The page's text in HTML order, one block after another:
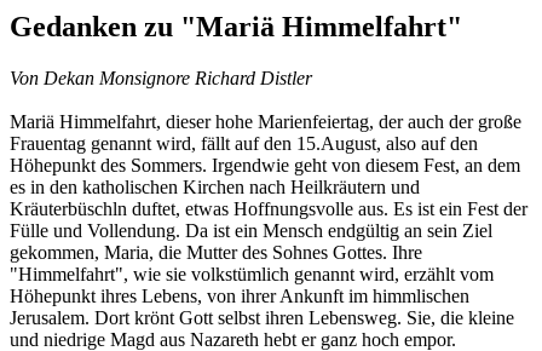
Gedanken zu "Mariä Himmelfahrt"
Von Dekan Monsignore Richard Distler
Mariä Himmelfahrt, dieser hohe Marienfeiertag, der auch der große
Frauentag genannt wird, fällt auf den 15.August, also auf den
Höhepunkt des Sommers. Irgendwie geht von diesem Fest, an dem
es in den katholischen Kirchen nach Heilkräutern und
Kräuterbüschln duftet, etwas Hoffnungsvolle aus. Es ist ein Fest der
Fülle und Vollendung. Da ist ein Mensch endgültig an sein Ziel
gekommen, Maria, die Mutter des Sohnes Gottes. Ihre
"Himmelfahrt", wie sie volkstümlich genannt wird, erzählt vom
Höhepunkt ihres Lebens, von ihrer Ankunft im himmlischen
Jerusalem. Dort krönt Gott selbst ihren Lebensweg. Sie, die kleine
und niedrige Magd aus Nazareth hebt er ganz hoch empor.